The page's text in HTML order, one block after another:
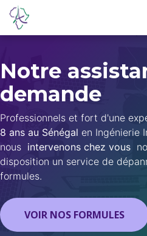
Skip to Content
Notre
demande
Professionnels et fort d'une
8 ans au Sénégal en Ingénierie
nous intervenons chez vous
disposition un service de
formules.
VOIR NOS FORMULES​​​​